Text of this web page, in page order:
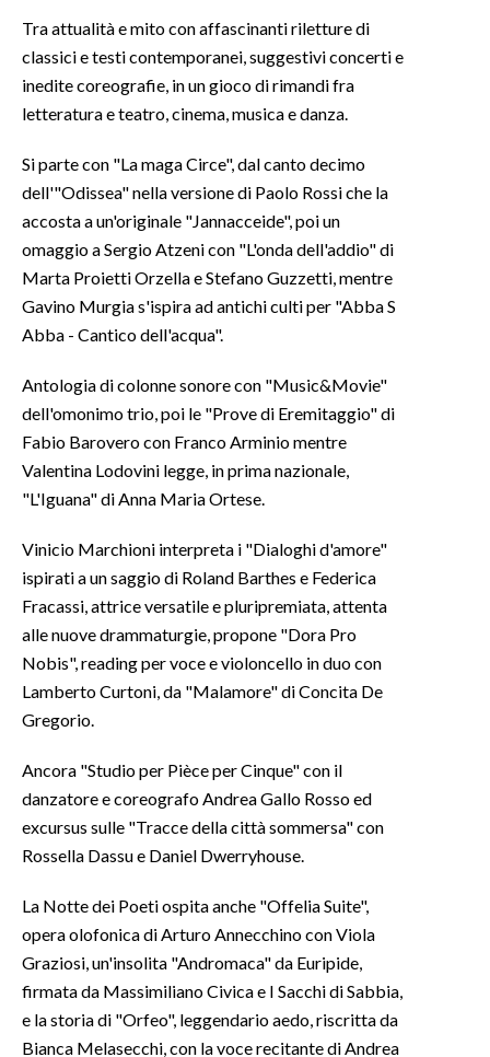
INFO AZIENDE
ABBONATI
ANNUNCI
PUBBLICITÀ
SPIAGGE
STORE
Tra attualità e mito con affascinanti riletture di
classici e testi contemporanei, suggestivi concerti e
inedite coreografie, in un gioco di rimandi fra
letteratura e teatro, cinema, musica e danza.
Si parte con "La maga Circe", dal canto decimo
dell'"Odissea" nella versione di Paolo Rossi che la
accosta a un'originale "Jannacceide", poi un
omaggio a Sergio Atzeni con "L'onda dell'addio" di
Marta Proietti Orzella e Stefano Guzzetti, mentre
Gavino Murgia s'ispira ad antichi culti per "Abba S
Abba - Cantico dell'acqua".
Antologia di colonne sonore con "Music&Movie"
dell'omonimo trio, poi le "Prove di Eremitaggio" di
Fabio Barovero con Franco Arminio mentre
Valentina Lodovini legge, in prima nazionale,
"L'Iguana" di Anna Maria Ortese.
Vinicio Marchioni interpreta i "Dialoghi d'amore"
ispirati a un saggio di Roland Barthes e Federica
Fracassi, attrice versatile e pluripremiata, attenta
alle nuove drammaturgie, propone "Dora Pro
Nobis", reading per voce e violoncello in duo con
Lamberto Curtoni, da "Malamore" di Concita De
Gregorio.
Ancora "Studio per Pièce per Cinque" con il
danzatore e coreografo Andrea Gallo Rosso ed
excursus sulle "Tracce della città sommersa" con
Rossella Dassu e Daniel Dwerryhouse.
La Notte dei Poeti ospita anche "Offelia Suite",
opera olofonica di Arturo Annecchino con Viola
Graziosi, un'insolita "Andromaca" da Euripide,
firmata da Massimiliano Civica e I Sacchi di Sabbia,
e la storia di "Orfeo", leggendario aedo, riscritta da
Bianca Melasecchi, con la voce recitante di Andrea